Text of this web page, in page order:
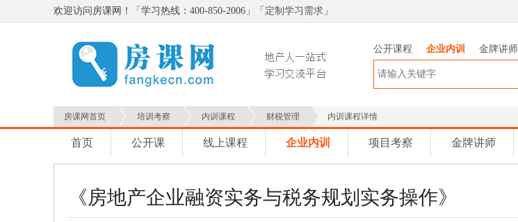
欢迎访问房课网！「学习热线：400-850-2006」「 定制学习需求 」
公开课程 企业内训 金牌讲师
房课网首页 培训考察 内训课程 财税管理 内训课程详情
首页 公开课 线上课程 企业内训 项目考察 金牌讲师
《房地产企业融资实务与税务规划实务操作》